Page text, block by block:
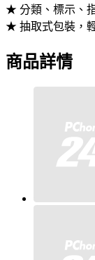
★ 分類、標示、
★ 抽取式包裝，
商品詳情